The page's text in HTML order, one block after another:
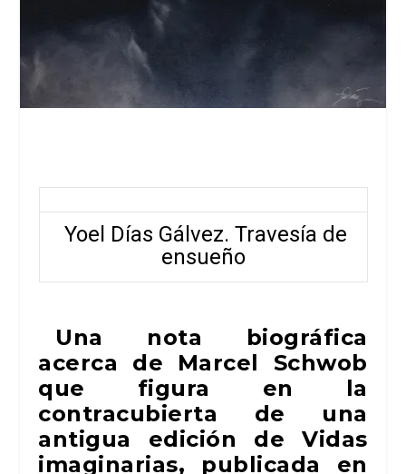
Yoel Días Gálvez. Travesía de
ensueño
Una nota biográfica
acerca de Marcel Schwob
que figura en la
contracubierta de una
antigua edición deVidas
imaginarias, publicada en